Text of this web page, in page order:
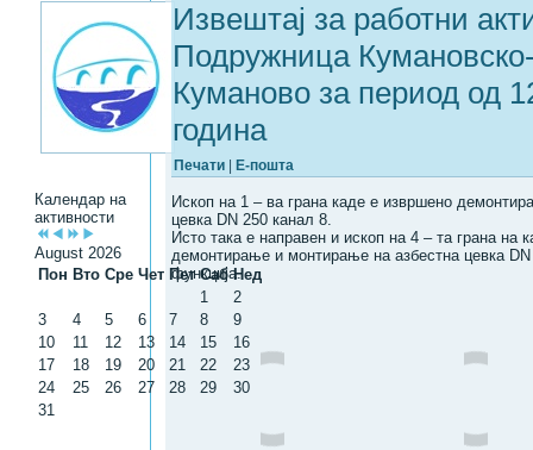
Календар на
активности
August 2026
Пон Вто Сре Чет Пет Саб Нед
1
2
3
4 5 6 7 8
9
10
11 12 13 14 15
16
17
18 19 20 21 22
23
24
25 26 27 28 29
30
31
Извештај за работни
Подружница
Куманово за период од
година
Печати Е-пошта
Ископ на 1 – ва грана каде е извршено
цевка DN 250 канал 8.
Исто така е направен и ископ на 4 – та грана на
демонтирање и монтирање на азбестна цевка
функција.